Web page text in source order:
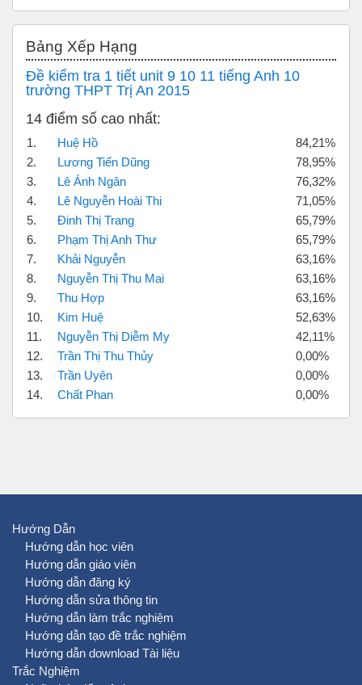
Bảng Xếp Hạng
Đề kiểm tra 1 tiết unit 9 10 11 tiếng Anh 10
trường THPT Trị An 2015
14 điểm số cao nhất:
1. Huệ Hồ
84,21%
2.
Lương Tiến Dũng
78,95%
3.
Lê Ánh Ngân
76,32%
4.
Lê Nguyễn Hoài Thi
71,05%
5.
Đinh Thị Trang
65,79%
6.
Phạm Thị Anh Thư
65,79%
7.
Khải Nguyễn
63,16%
8.
Nguyễn Thị Thu Mai
63,16%
9.
Thu Hợp
63,16%
10.
Kim Huệ
52,63%
11.
Nguyễn Thị Diễm My
42,11%
12.
Trần Thị Thu Thủy
0,00%
13.
Trần Uyên
0,00%
14.
Chất Phan 0,00%
Hướng Dẫn
Hướng dẫn học viên
Hướng dẫn giáo viên
Hướng dẫn đăng ký
Hướng dẫn sửa thông tin
Hướng dẫn làm trắc nghiệm
Hướng dẫn tạo đề trắc nghiệm
Hướng dẫn download Tài liệu
Trắc Nghiệm